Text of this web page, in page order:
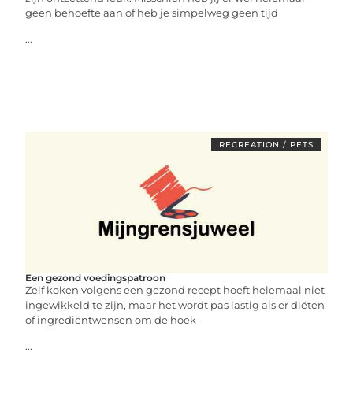
geen behoefte aan of heb je simpelweg geen tijd
...
RECREATION / PETS
Een gezond voedingspatroon
Zelf koken volgens een gezond recept hoeft helemaal niet
ingewikkeld te zijn, maar het wordt pas lastig als er diëten
of ingrediëntwensen om de hoek
...